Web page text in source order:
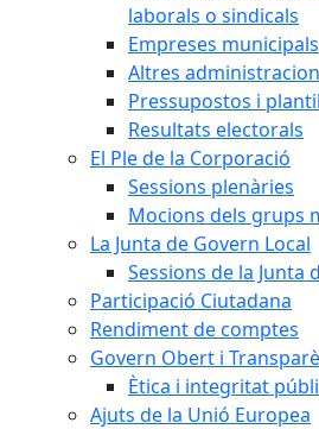
laborals o sindicals
Empreses municipals
Altres
Pressupostos i
Resultats electorals
El Ple de la Corporació
Sessions plenàries
Mocions dels grups
La Junta de Govern Local
Sessions de la Junta
Participació Ciutadana
Rendiment de comptes
Govern Obert i
Ètica i integritat
Ajuts de la Unió Europea